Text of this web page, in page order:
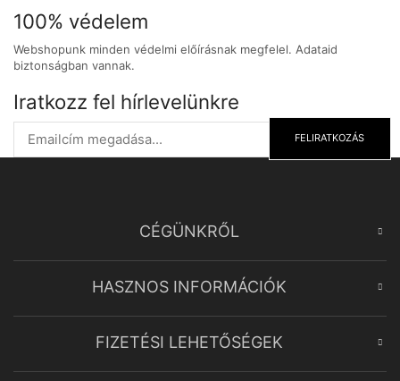
100% védelem
Webshopunk minden védelmi előírásnak megfelel. Adataid
biztonságban vannak.
Iratkozz fel hírlevelünkre
FELIRATKOZÁS
CÉGÜNKRŐL
HASZNOS INFORMÁCIÓK
FIZETÉSI LEHETŐSÉGEK